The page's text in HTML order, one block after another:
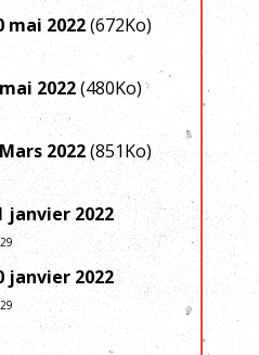
mai 2022(672Ko)
2022(480Ko)
2022(851Ko)
janvier 2022
janvier 2022